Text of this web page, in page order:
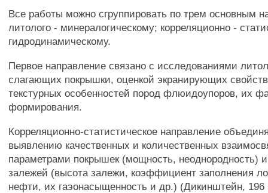
Все работы можно сгруппировать по трем основным
литолого - минералогическому; корреляционно -
гидродинамическому.
Первое направление связано с исследованиями
слагающих покрышки, оценкой экранирующих
текстурных особенностей пород флюидоупоров, их
формирования.
Корреляционно-статистическое направление
выявлению качественных и количественных
параметрами покрышек (мощность, неоднородность)
залежей (высота залежи, коэффициент заполнения
нефти, их гаэонасыщенность и др.) (Дикинштейн, 196